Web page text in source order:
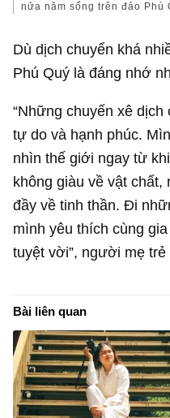
nửa năm sống trên đảo Phú
Dù dịch chuyển khá
Phú Quý là đáng nhớ
“Những chuyến xê
tự do và hạnh phúc.
nhìn thế giới ngay từ
không giàu về vật
đầy về tinh thần. Đi
mình yêu thích cùng
tuyệt vời”, người mẹ trẻ
Bài liên quan